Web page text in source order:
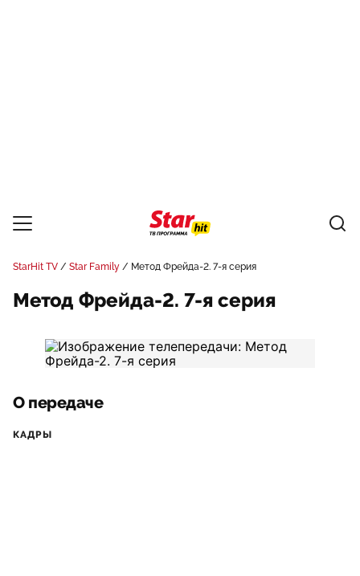
StarHit TV Star Family Метод Фрейда-2. 7-я серия
Метод Фрейда-2. 7-я серия
О передаче
КАДРЫ